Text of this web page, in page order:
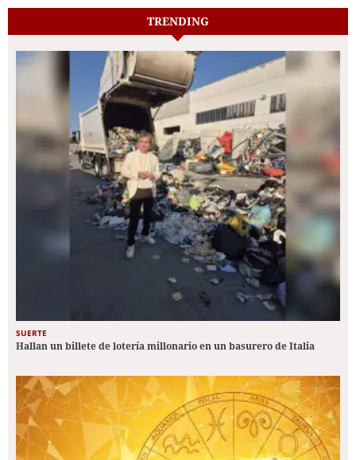
TRENDING
SUERTE
Hallan un billete de lotería millonario en un basurero de Italia